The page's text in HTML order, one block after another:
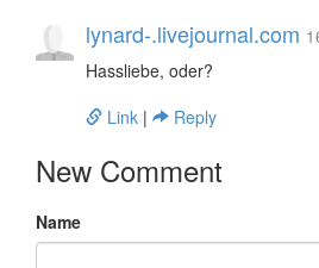
lynard-.livejournal.com
Hassliebe, oder?
Link | Reply
New Comment
Name